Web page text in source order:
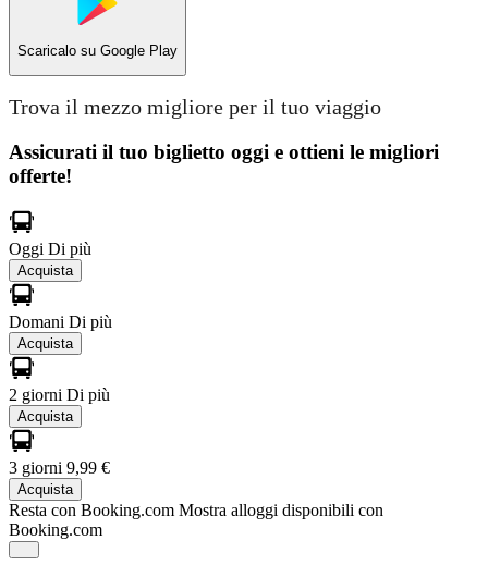
Scaricalo su Google Play
Trova il mezzo migliore per il tuo viaggio
Assicurati il ​​tuo biglietto oggi e ottieni le migliori
offerte!
Oggi Di più
Acquista
Domani Di più
Acquista
2 giorni Di più
Acquista
3 giorni 9,99 €
Acquista
Resta con Booking.com Mostra alloggi disponibili con
Booking.com